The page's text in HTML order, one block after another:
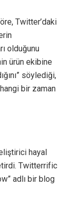
Twitter’daki
olduğunu
ürün ekibine
söylediği,
bir zaman
hayal
Twitterrific
adlı bir blog